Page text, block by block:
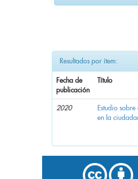
Resultados por ítem:
Fecha de
publicación
Título
2020
Estudio
en la